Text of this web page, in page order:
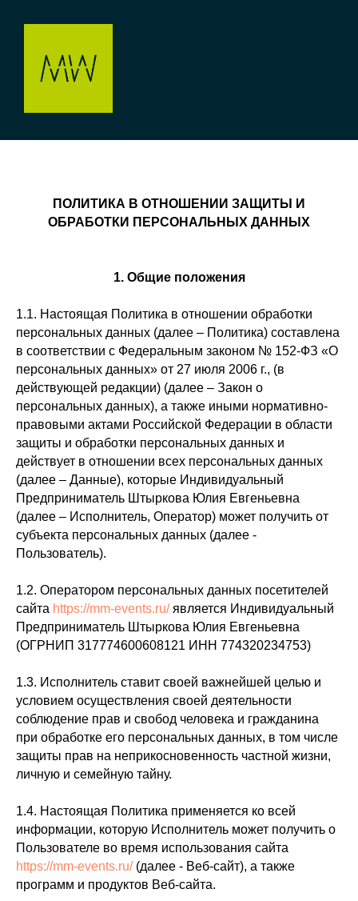
ПОЛИТИКА В ОТНОШЕНИИ ЗАЩИТЫ И
ОБРАБОТКИ ПЕРСОНАЛЬНЫХ ДАННЫХ
1. Общие положения
1.1. Настоящая Политика в отношении обработки
персональных данных (далее – Политика) составлена
в соответствии с Федеральным законом № 152-ФЗ «О
персональных данных» от 27 июля 2006 г., (в
действующей редакции) (далее – Закон о
персональных данных), а также иными нормативно-
правовыми актами Российской Федерации в области
защиты и обработки персональных данных и
действует в отношении всех персональных данных
(далее – Данные), которые Индивидуальный
Предприниматель Штыркова Юлия Евгеньевна
(далее – Исполнитель, Оператор) может получить от
субъекта персональных данных (далее -
Пользователь).
1.2. Оператором персональных данных посетителей
сайта https://mm-events.ru/является Индивидуальный
Предприниматель Штыркова Юлия Евгеньевна
(ОГРНИП 317774600608121 ИНН 774320234753)
1.3. Исполнитель ставит своей важнейшей целью и
условием осуществления своей деятельности
соблюдение прав и свобод человека и гражданина
при обработке его персональных данных, в том числе
защиты прав на неприкосновенность частной жизни,
личную и семейную тайну.
1.4. Настоящая Политика применяется ко всей
информации, которую Исполнитель может получить о
Пользователе во время использования сайта
https://mm-events.ru/(далее - Веб-сайт), а также
программ и продуктов Веб-сайта.